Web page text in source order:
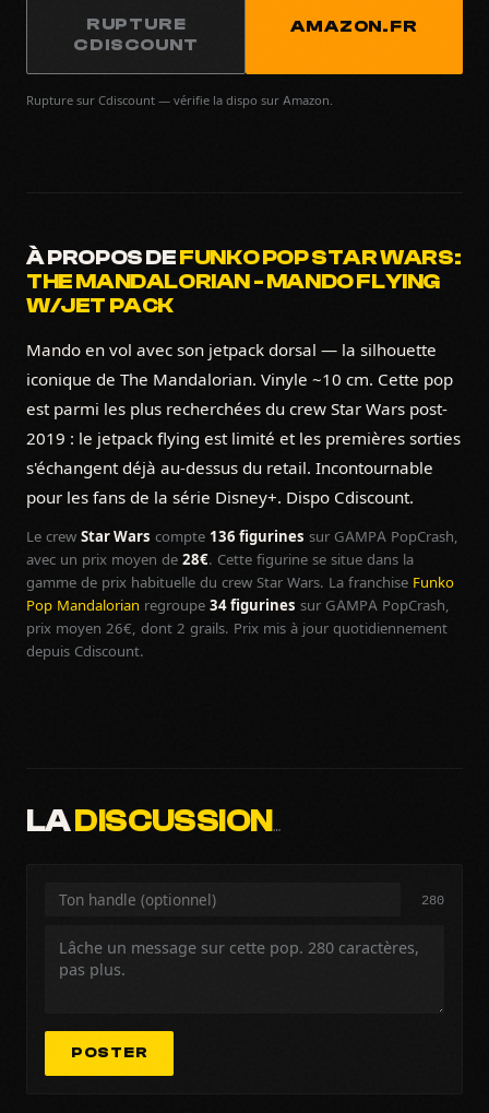
RUPTURE
CDISCOUNT
AMAZON.FR
Rupture sur Cdiscount — vérifie la dispo sur Amazon.
À PROPOS DEFUNKO POP STAR WARS:
THE MANDALORIAN - MANDO FLYING
W/JET PACK
Mando en vol avec son jetpack dorsal — la silhouette
iconique de The Mandalorian. Vinyle ~10 cm. Cette pop
est parmi les plus recherchées du crew Star Wars post-
2019 : le jetpack flying est limité et les premières sorties
s'échangent déjà au-dessus du retail. Incontournable
pour les fans de la série Disney+. Dispo Cdiscount.
Le crew Star Wars compte 136 figurines sur GAMPA PopCrash,
avec un prix moyen de 28€. Cette figurine se situe dans la
gamme de prix habituelle du crew Star Wars. La franchise Funko
Pop Mandalorian regroupe 34 figurines sur GAMPA PopCrash,
prix moyen 26€, dont 2 grails. Prix mis à jour quotidiennement
depuis Cdiscount.
LADISCUSSION…
280
POSTER